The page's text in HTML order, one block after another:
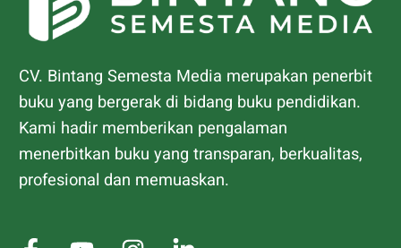
CV. Bintang Semesta Media merupakan penerbit
buku yang bergerak di bidang buku pendidikan.
Kami hadir memberikan pengalaman
menerbitkan buku yang transparan, berkualitas,
profesional dan memuaskan.